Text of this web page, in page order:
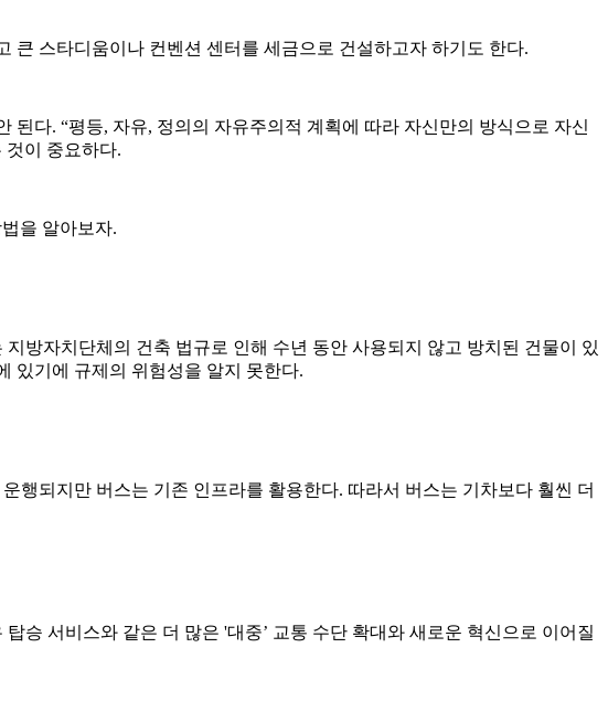
큰 스타디움이나 컨벤션 센터를 세금으로 건설하고자 하기도 한다.
다. “평등, 자유, 정의의 자유주의적 계획에 따라 자신만의 방식으로 자신
것이 중요하다.
을 알아보자.
방자치단체의 건축 법규로 인해 수년 동안 사용되지 않고 방치된 건물이 있
있기에 규제의 위험성을 알지 못한다.
행되지만 버스는 기존 인프라를 활용한다. 따라서 버스는 기차보다 훨씬 더
승 서비스와 같은 더 많은 '대중’ 교통 수단 확대와 새로운 혁신으로 이어질